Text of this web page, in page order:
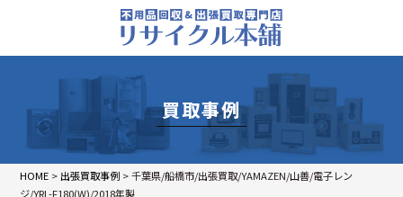
買取事例
HOME > 出張買取事例 >千葉県/船橋市/出張買取/YAMAZEN/山善/電子レン
ジ/YRL-F180(W)/2018年製